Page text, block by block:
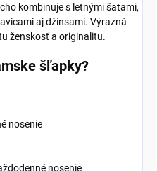
kombinuje s letnými šatami,
aj džínsami. Výrazná
ženskosť a originalitu.
šľapky?
nosenie
nosenie